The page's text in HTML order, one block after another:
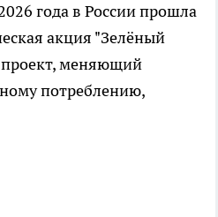
года в России прошла
акция "Зелёный
меняющий
потреблению,